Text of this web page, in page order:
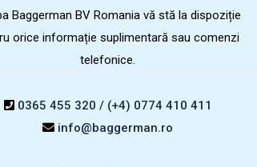
Baggerman BV Romania vă stă la dispoziție
orice informație suplimentară sau comenzi
telefonice.
0365 455 320 / (+4) 0774 410 411
info@baggerman.ro